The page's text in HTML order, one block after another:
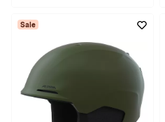
Sale